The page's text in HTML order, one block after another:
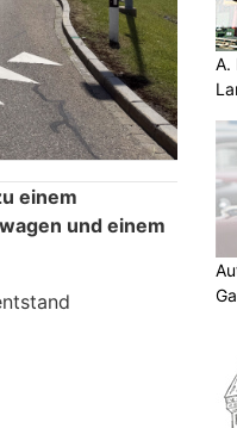
einem
und einem
A.